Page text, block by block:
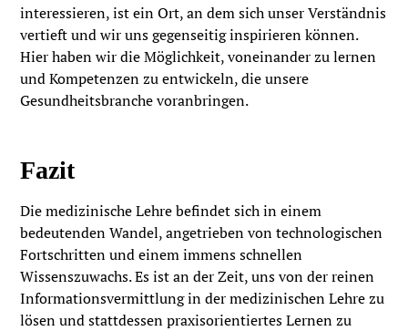
interessieren, ist ein Ort, an dem sich unser Verständnis
vertieft und wir uns gegenseitig inspirieren können.
Hier haben wir die Möglichkeit, voneinander zu lernen
und Kompetenzen zu entwickeln, die unsere
Gesundheitsbranche voranbringen.
Fazit
Die medizinische Lehre befindet sich in einem
bedeutenden Wandel, angetrieben von technologischen
Fortschritten und einem immens schnellen
Wissenszuwachs. Es ist an der Zeit, uns von der reinen
Informationsvermittlung in der medizinischen Lehre zu
lösen und stattdessen praxisorientiertes Lernen zu